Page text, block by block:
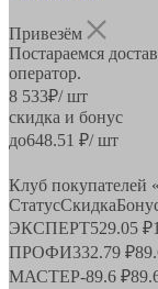
Привезём
Постараемся
оператор.
8 533₽/ шт
скидка и бонус
до648.51 ₽/ шт
Клуб покупателей
СтатусСкидка
ЭКСПЕРТ529.05 ₽
ПРОФИ332.79 ₽
МАСТЕР-89.6 ₽